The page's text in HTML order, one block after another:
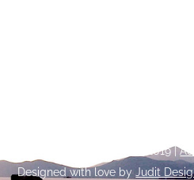
To
2019 |
Designed with love byJudit